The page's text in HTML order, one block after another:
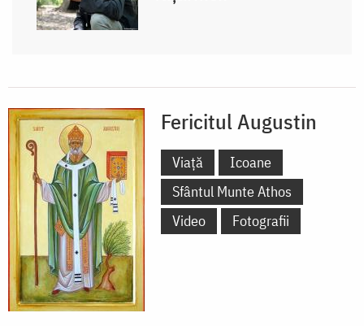
Fericitul Augustin
Viață
Icoane
Sfântul Munte Athos
Video
Fotografii